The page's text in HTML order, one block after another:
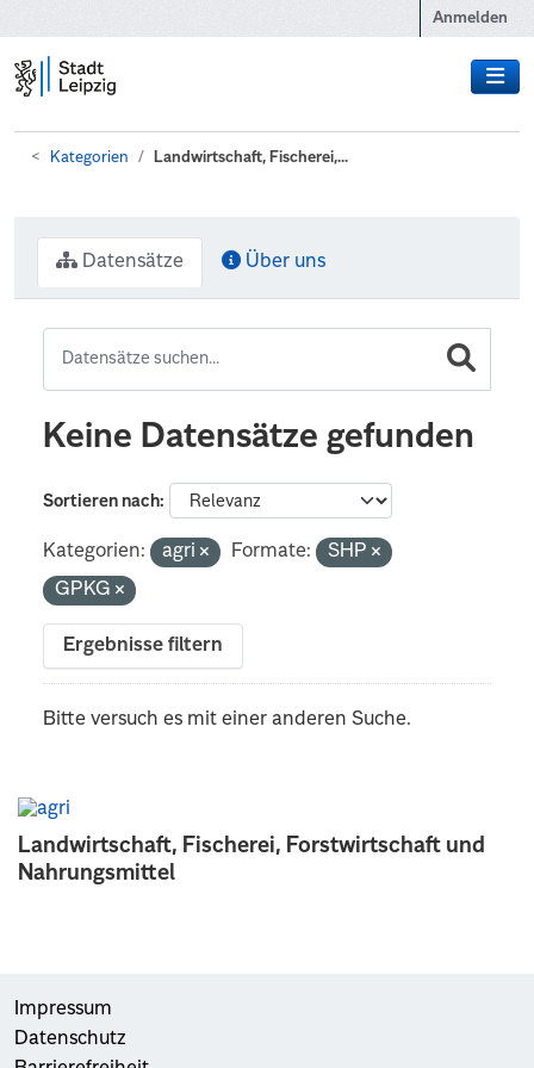
Anmelden
Kategorien Landwirtschaft, Fischerei,...
Landwirtschaft, Fischerei, Forstwirtschaft und
Nahrungsmittel
Datensätze Über uns
Keine Datensätze gefunden
Sortieren nach
Kategorien: agri Formate:
SHP
GPKG
Ergebnisse filtern
Bitte versuch es mit einer anderen Suche.
Impressum
Datenschutz